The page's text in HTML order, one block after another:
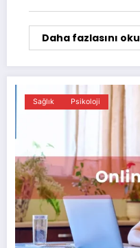
Daha fazlasını oku
Sağlık Psikoloji